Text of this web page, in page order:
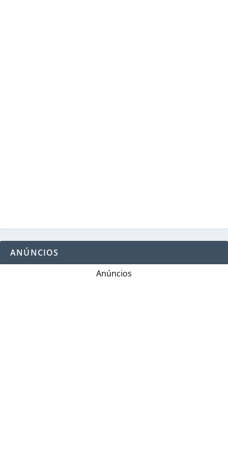
ANÚNCIOS
Anúncios